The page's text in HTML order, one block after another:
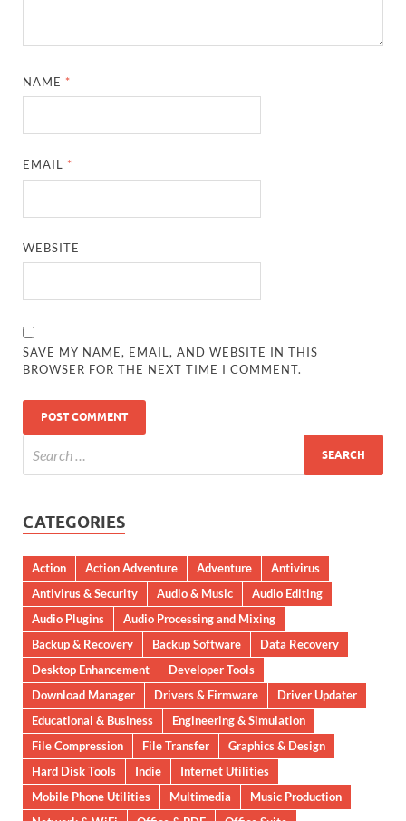
NAME *
EMAIL *
WEBSITE
SAVE MY NAME, EMAIL, AND WEBSITE IN THIS
BROWSER FOR THE NEXT TIME I COMMENT.
CATEGORIES
Action Action Adventure Adventure
Antivirus
Antivirus & Security
Audio & Music
Audio Editing
Audio Plugins
Audio Processing and Mixing
Backup & Recovery
Backup Software
Data Recovery
Desktop Enhancement
Developer Tools
Download Manager
Drivers & Firmware
Driver Updater
Educational & Business
Engineering & Simulation
File Compression
File Transfer
Graphics & Design
Hard Disk Tools
Indie
Internet Utilities
Mobile Phone Utilities
Multimedia
Music Production